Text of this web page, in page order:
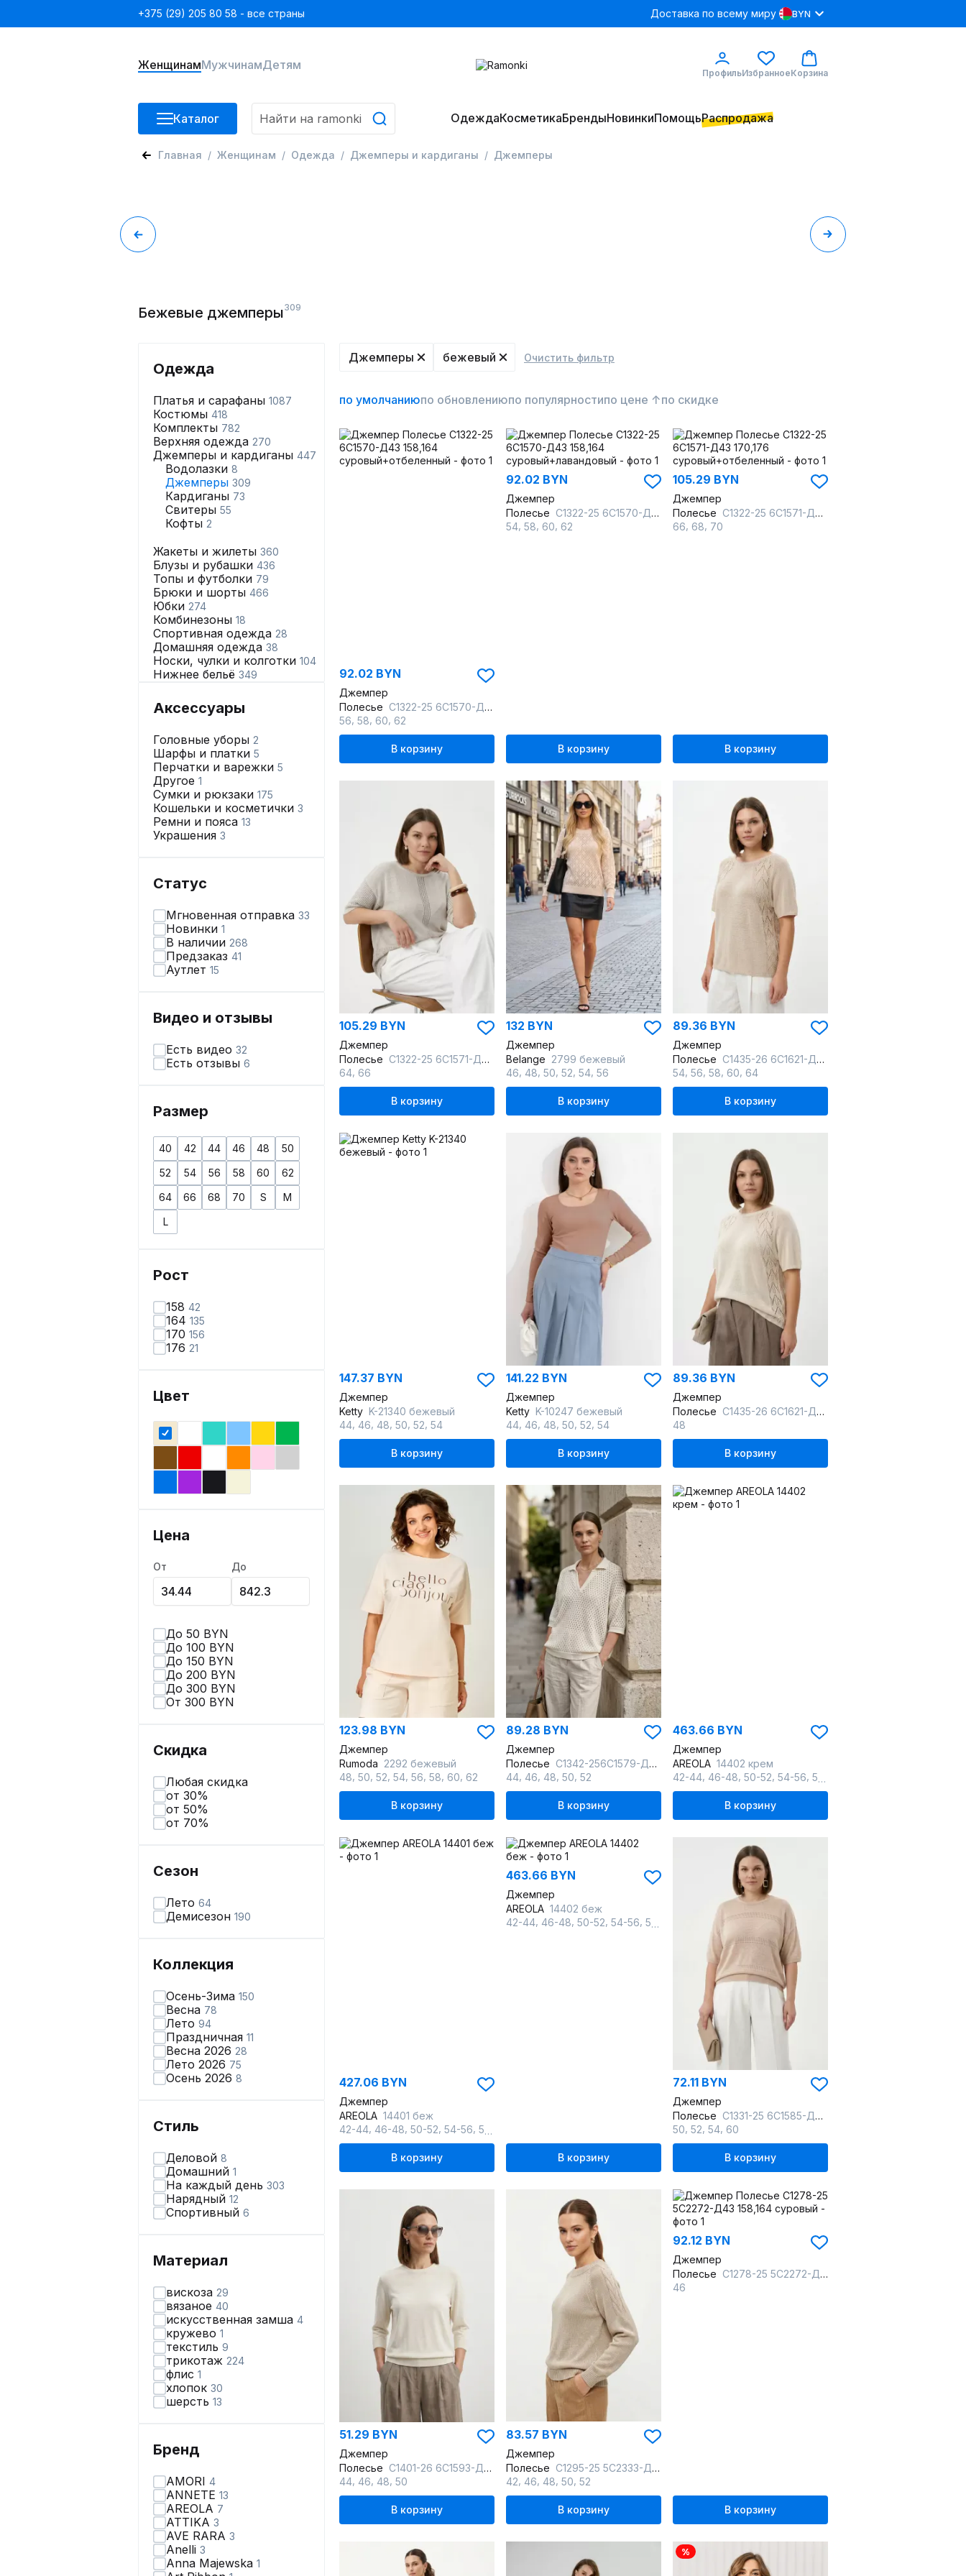
+375 (29) 205 80 58 - все страны Доставка по всему миру BYN
ЖенщинамМужчинамДетям
ПрофильИзбранноеКорзина
Каталог ОдеждаКосметикаБрендыНовинкиПомощьРаспродажа
Главная Женщинам Одежда Джемперы и кардиганы Джемперы
Бежевые джемперы309
Одежда
Платья и сарафаны 1087
Костюмы 418
Комплекты 782
Верхняя одежда 270
Джемперы и кардиганы 447
Водолазки 8
Джемперы 309
Кардиганы 73
Свитеры 55
Кофты 2
Жакеты и жилеты 360
Блузы и рубашки 436
Топы и футболки 79
Брюки и шорты 466
Юбки 274
Комбинезоны 18
Спортивная одежда 28
Домашняя одежда 38
Носки, чулки и колготки 104
Нижнее бельё 349
Аксессуары
Головные уборы 2
Шарфы и платки 5
Перчатки и варежки 5
Другое 1
Сумки и рюкзаки 175
Кошельки и косметички 3
Ремни и пояса 13
Украшения 3
Статус
Мгновенная отправка 33
Новинки 1
В наличии 268
Предзаказ 41
Аутлет 15
Видео и отзывы
Есть видео 32
Есть отзывы 6
Размер
40 42 44 46 48
50
52
54 56 58 60
62
64
66 68 70 S
M
L
Рост
158 42
164 135
170 156
176 21
Цвет
Цена
От До
До 50 BYN
До 100 BYN
До 150 BYN
До 200 BYN
До 300 BYN
От 300 BYN
Скидка
Любая скидка
от 30%
от 50%
от 70%
Сезон
Лето 64
Демисезон 190
Коллекция
Осень-Зима 150
Весна 78
Лето 94
Праздничная 11
Весна 2026 28
Лето 2026 75
Осень 2026 8
Стиль
Деловой 8
Домашний 1
На каждый день 303
Нарядный 12
Спортивный 6
Материал
вискоза 29
вязаное 40
искусственная замша 4
кружево 1
текстиль 9
трикотаж 224
флис 1
хлопок 30
шерсть 13
Бренд
AMORI 4
ANNETE 13
AREOLA 7
ATTIKA 3
AVE RARA 3
Anelli 3
Anna Majewska 1
Джемперы бежевый Очистить фильтр
по умолчаниюпо обновлениюпо популярностипо цене ↑по скидке
92.02 BYN
Джемпер
Полесье С1322-25 6С1570-Д43 158,164 суровый+отбеленный
56 58 60 62
В корзину
92.02 BYN
Джемпер
Полесье С1322-25 6С1570-Д43 158,164 суровый+лавандовый
54 58 60 62
В корзину
105.29 BYN
Джемпер
Полесье С1322-25 6С1571-Д43 170,176 суровый+отбеленный
66 68 70
В корзину
105.29 BYN
Джемпер
Полесье С1322-25 6С1571-Д43 170,176 суровый+лавандовый
64 66
В корзину
132 BYN
Джемпер
Belange 2799 бежевый
46 48 50 52 54 56
В корзину
89.36 BYN
Джемпер
Полесье С1435-26 6С1621-Д43 170,176 суровый+античный_белый
54 56 58 60 64
В корзину
147.37 BYN
Джемпер
Ketty K-21340 бежевый
44 46 48 50 52 54
В корзину
141.22 BYN
Джемпер
Ketty K-10247 бежевый
44 46 48 50 52 54
В корзину
89.36 BYN
Джемпер
Полесье С1435-26 6С1621-Д43 170,176 отбеленный+суровый
48
В корзину
123.98 BYN
Джемпер
Rumoda 2292 бежевый
48 50 52 54 56 58 60 62
В корзину
89.28 BYN
Джемпер
Полесье С1342-256С1579-Д43 158,164 суровый
44 46 48 50 52
В корзину
463.66 BYN
Джемпер
AREOLA 14402 крем
42-44 46-48 50-52 54-56 58-60
В корзину
427.06 BYN
Джемпер
AREOLA 14401 беж
42-44 46-48 50-52 54-56 58-60
В корзину
463.66 BYN
Джемпер
AREOLA 14402 беж
42-44 46-48 50-52 54-56 58-60
В корзину
72.11 BYN
Джемпер
Полесье С1331-25 6С1585-Д43 158,164 суровый+розовый_мрамор
50 52 54 60
В корзину
51.29 BYN
Джемпер
Полесье С1401-26 6С1593-Д43 158,164 суровый
44 46 48 50
В корзину
83.57 BYN
Джемпер
Полесье С1295-25 5С2333-Д43 158,164 сафари+суровый
42 46 48 50 52
В корзину
92.12 BYN
Джемпер
Полесье С1278-25 5С2272-Д43 158,164 суровый
46
В корзину
%